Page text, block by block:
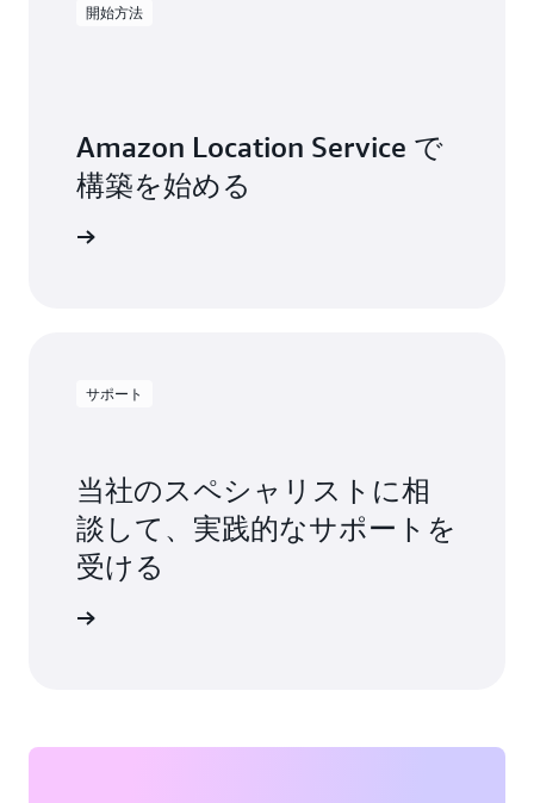
開始方法
Amazon Location Service で
構築を始める
サポート
当社のスペシャリストに相
談して、実践的なサポートを
受ける